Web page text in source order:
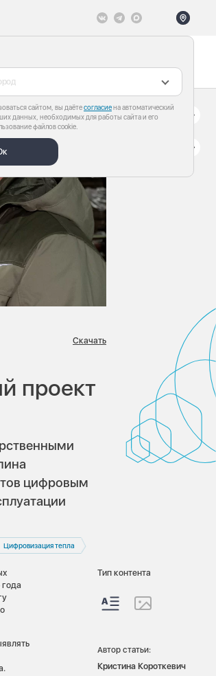
сайтом, вы даётесогласиена автоматический
данных, необходимых для работы сайта и его
файлов cookie.
Скачать
проект
цифровым
Цифровизация тепла
Тип контента
Автор статьи:
Кристина Короткевич